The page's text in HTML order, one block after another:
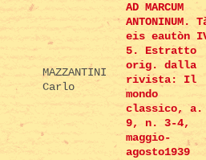
MAZZANTINI
Carlo
AD MARCUM
ANTONINUM.
eis eautòn
5. Estratto
orig. dalla
rivista: Il
mondo
classico, a.
9, n. 3-4,
maggio-
agosto1939